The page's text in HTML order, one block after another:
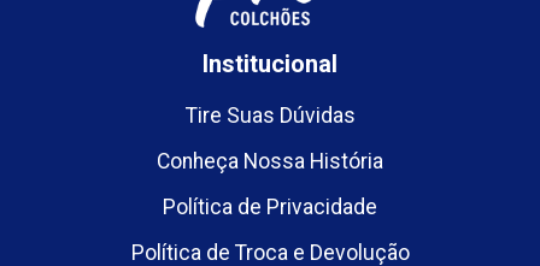
Institucional
Tire Suas Dúvidas
Conheça Nossa História
Política de Privacidade
Política de Troca e Devolução